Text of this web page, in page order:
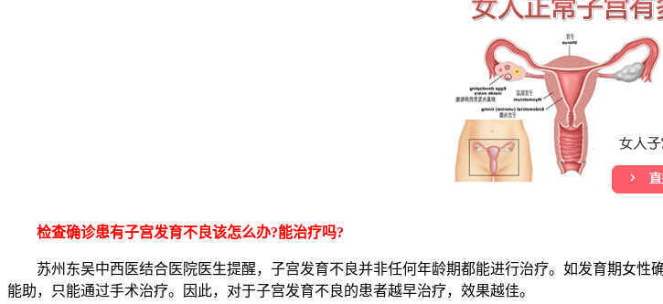
检查确诊患有子宫发育不良该怎么办?能治疗吗?
苏州东吴中西医结合医院医生提醒，子宫发育不良并非任何年龄期都能进行治疗。如发育期女性
能助，只能通过手术治疗。因此，对于子宫发育不良的患者越早治疗，效果越佳。